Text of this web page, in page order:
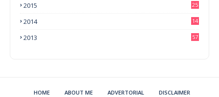
2015 25
2014
14
2013 57
HOME ABOUT ME ADVERTORIAL DISCLAIMER